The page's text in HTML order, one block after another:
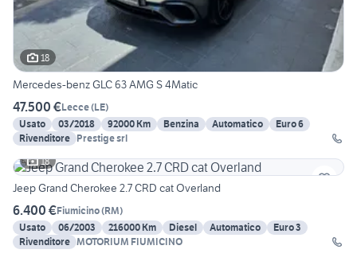
18
Mercedes-benz GLC 63 AMG S 4Matic
47.500 €Lecce(LE)
Usato
03/2018 92000 Km Benzina Automatico
Euro 6
Rivenditore Prestige srl
18
Jeep Grand Cherokee 2.7 CRD cat Overland
6.400 €Fiumicino(RM)
Usato
06/2003 216000 Km Diesel Automatico
Euro 3
Rivenditore MOTORIUM FIUMICINO